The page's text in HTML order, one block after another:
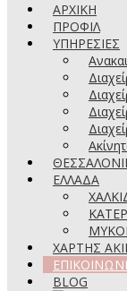
ΑΡΧΙΚΗ
ΠΡΟΦΙΛ
ΥΠΗΡΕΣΙΕΣ
ΕΛΛΑΔΑ
ΧΑΡΤΗΣ
BLOG